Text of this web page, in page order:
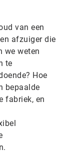
van een
afzuiger die
we weten
te
Hoe
bepaalde
fabriek, en